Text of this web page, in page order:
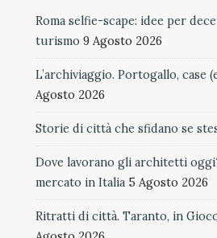
Roma selfie-scape: idee per
turismo 9 Agosto 2026
L’archiviaggio. Portogallo, case
Agosto 2026
Storie di città che sfidano se
Dove lavorano gli architetti
mercato in Italia 5 Agosto 2026
Ritratti di città. Taranto, in